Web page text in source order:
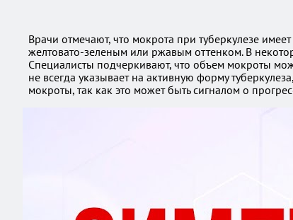
Врачи отмечают, что мокрота при туберкулезе
желтовато-зеленым или ржавым оттенком. В
Специалисты подчеркивают, что объем мокроты
не всегда указывает на активную форму
мокроты, так как это может быть сигналом о